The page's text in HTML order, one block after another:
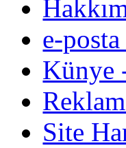
e-
Künye
Site